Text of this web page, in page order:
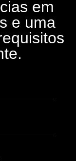
em
e uma